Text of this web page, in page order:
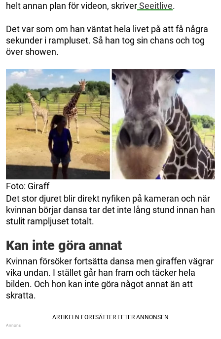
helt annan plan för videon, skriverSeeitlive.
Det var som om han väntat hela livet på att få några
sekunder i rampluset. Så han tog sin chans och tog
över showen.
Foto: Giraff
Det stor djuret blir direkt nyfiken på kameran och när
kvinnan börjar dansa tar det inte lång stund innan han
stulit rampljuset totalt.
Kan inte göra annat
Kvinnan försöker fortsätta dansa men giraffen vägrar
vika undan. I stället går han fram och täcker hela
bilden. Och hon kan inte göra något annat än att
skratta.